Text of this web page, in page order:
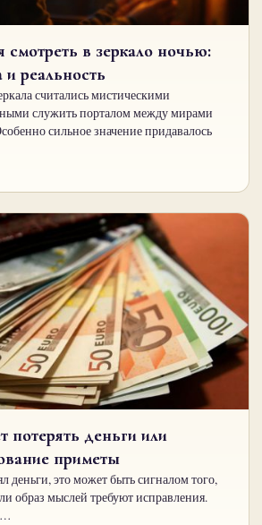
смотреть в зеркало ночью:
и реальность
считались мистическими
служить порталом между мирами
сильное значение придавалось
потерять деньги или
приметы
деньги, это может быть сигналом того,
образ мыслей требуют исправления.